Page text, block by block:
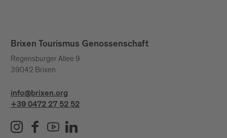
Brixen Tourismus Genossenschaft
Regensburger Allee 9
39042 Brixen
info@brixen.org
+39 0472 27 52 52